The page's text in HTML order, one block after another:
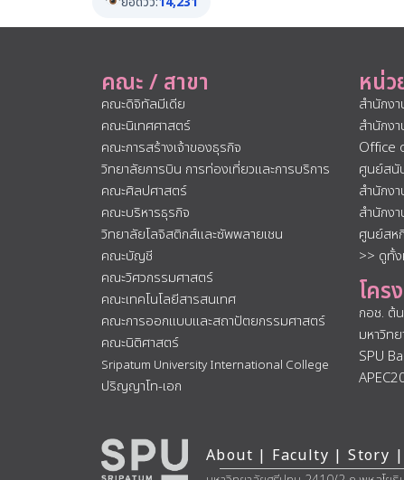
คณะ / สาขา
คณะดิจิทัลมีเดีย
คณะนิเทศศาสตร์
คณะการสร้างเจ้าของธุรกิจ
วิทยาลัยการบิน การท่องเที่ยวและการบริการ
คณะศิลปศาสตร์
คณะบริหารธุรกิจ
วิทยาลัยโลจิสติกส์และซัพพลายเชน
คณะบัญชี
คณะวิศวกรรมศาสตร์
คณะเทคโนโลยีสารสนเทศ
คณะการออกแบบและสถาปัตยกรรมศาสตร์
คณะนิติศาสตร์
Sripatum University International College
ปริญญาโท-เอก
หน่ว
สำนักง
สำนักง
Office
ศูนย์สนั
สำนักง
สำนักง
ศูนย์สห
>> ดูทั้
โคร
กอช. ต้
มหาวิท
SPU
About | Faculty |Story